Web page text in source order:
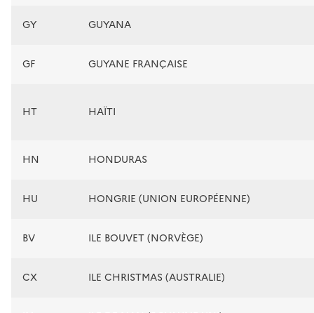
GY GUYANA
GF GUYANE FRANÇAISE
HT HAÏTI
HN HONDURAS
HU HONGRIE (UNION EUROPÉENNE)
BV ILE BOUVET (NORVÈGE)
CX ILE CHRISTMAS (AUSTRALIE)